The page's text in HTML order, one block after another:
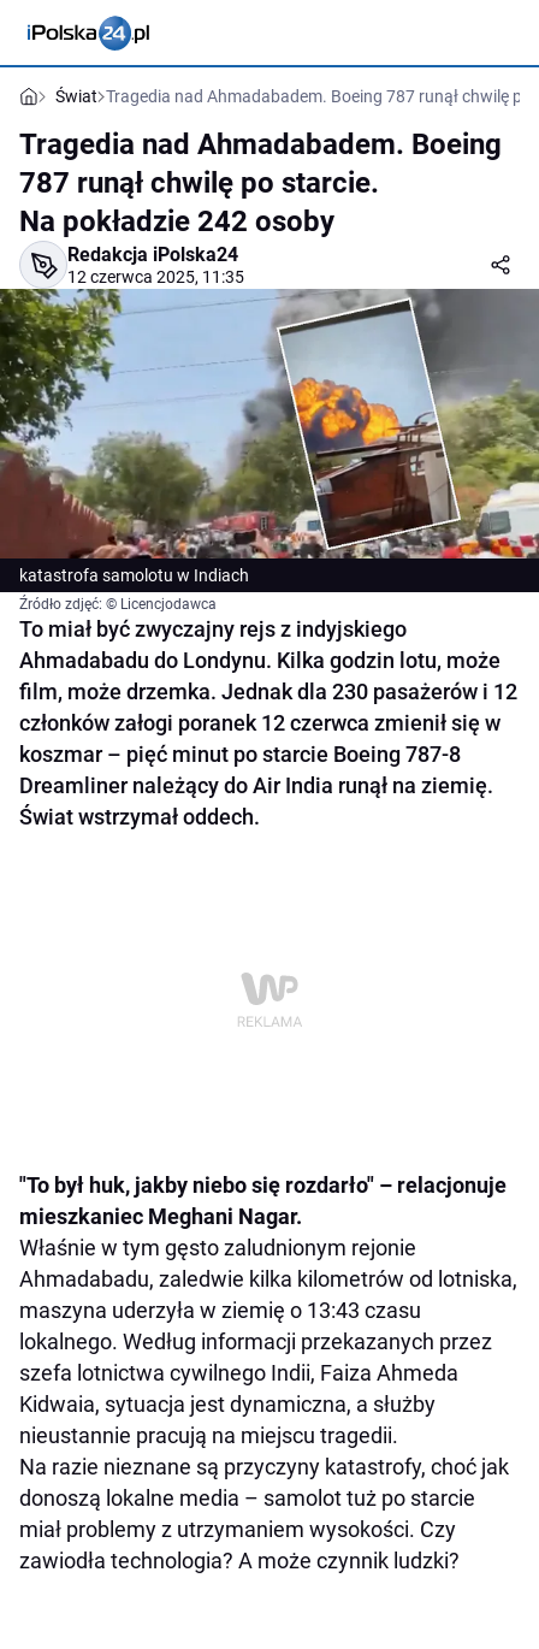
Świat Tragedia nad Ahmadabadem. Boeing 787 runął chwilę
Tragedia nad Ahmadabadem. Boeing
787 runął chwilę po starcie.
Na pokładzie 242 osoby
Redakcja iPolska24
12 czerwca 2025, 11:35
katastrofa samolotu w Indiach
Źródło zdjęć: © Licencjodawca
To miał być zwyczajny rejs z indyjskiego
Ahmadabadu do Londynu. Kilka godzin lotu, może
film, może drzemka. Jednak dla 230 pasażerów i 12
członków załogi poranek 12 czerwca zmienił się w
koszmar – pięć minut po starcie Boeing 787-8
Dreamliner należący do Air India runął na ziemię.
Świat wstrzymał oddech.
"To był huk, jakby niebo się rozdarło" – relacjonuje
mieszkaniec Meghani Nagar.
Właśnie w tym gęsto zaludnionym rejonie
Ahmadabadu, zaledwie kilka kilometrów od lotniska,
maszyna uderzyła w ziemię o 13:43 czasu
lokalnego. Według informacji przekazanych przez
szefa lotnictwa cywilnego Indii, Faiza Ahmeda
Kidwaia, sytuacja jest dynamiczna, a służby
nieustannie pracują na miejscu tragedii.
Na razie nieznane są przyczyny katastrofy, choć jak
donoszą lokalne media – samolot tuż po starcie
miał problemy z utrzymaniem wysokości. Czy
zawiodła technologia? A może czynnik ludzki?